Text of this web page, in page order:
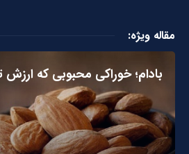
مقاله ویژه:
بادام؛ خوراکی محبوبی که ارزش